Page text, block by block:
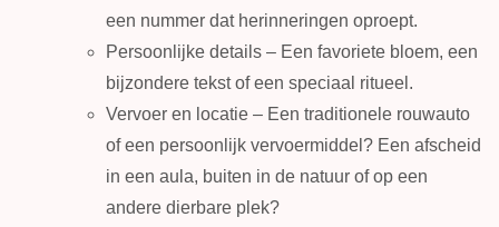
een nummer dat herinneringen oproept.
Persoonlijke details – Een favoriete bloem, een
bijzondere tekst of een speciaal ritueel.
Vervoer en locatie – Een traditionele rouwauto
of een persoonlijk vervoermiddel? Een afscheid
in een aula, buiten in de natuur of op een
andere dierbare plek?